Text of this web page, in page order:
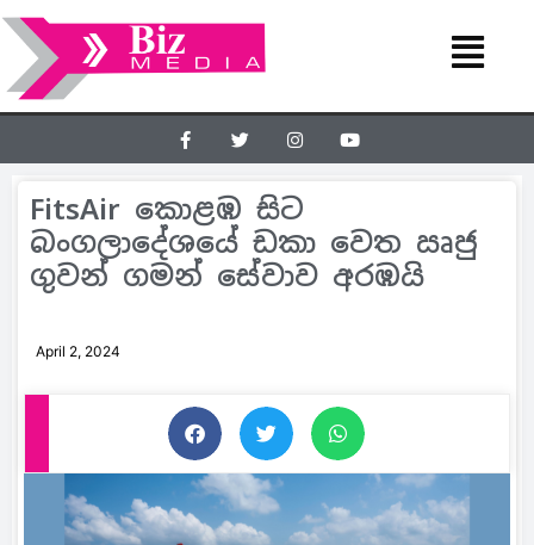
FitsAir කොළඹ සිට
බංගලාදේශයේ ඩකා වෙත ඍජු
ගුවන් ගමන් සේවාව අරඹයි
April 2, 2024